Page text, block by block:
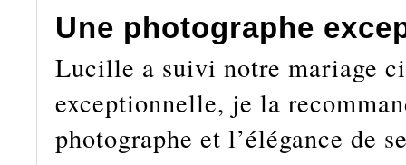
Une photographe
Lucille a suivi notre mariage
exceptionnelle, je la
photographe et l’élégance de